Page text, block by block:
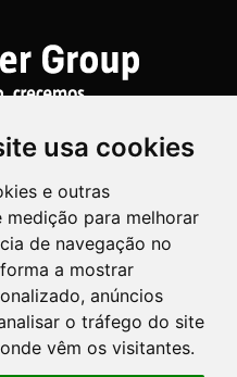
usa cookies
e outras
para melhorar
de navegação no
a mostrar
anúncios
o tráfego do site
vêm os visitantes.
4